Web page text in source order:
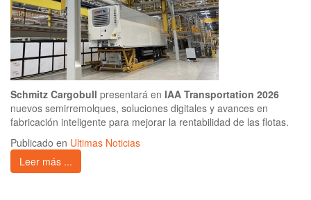
Schmitz Cargobull presentará en IAA Transportation 2026
nuevos semirremolques, soluciones digitales y avances en
fabricación inteligente para mejorar la rentabilidad de las flotas.
Publicado en Ultimas Noticias
Leer más ...